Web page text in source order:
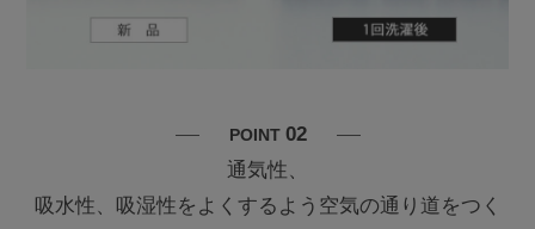
POINT 02
通気性、
吸水性、吸湿性をよくするよう空気の通り道をつく